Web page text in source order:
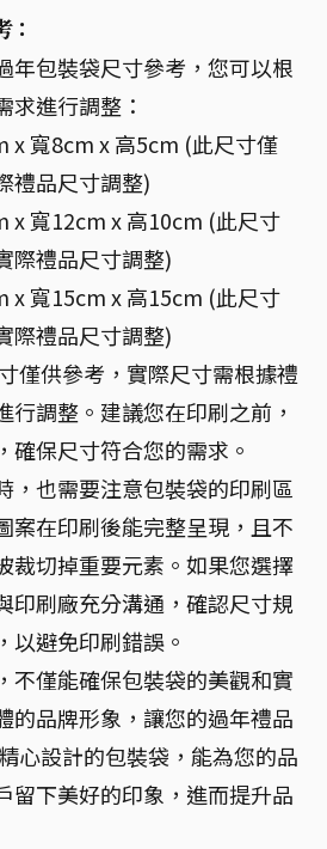
年包裝袋尺寸參考，您可以根
求進行調整：
x 寬8cm x 高5cm (此尺寸僅
禮品尺寸調整)
x 寬12cm x 高10cm (此尺寸
際禮品尺寸調整)
x 寬15cm x 高15cm (此尺寸
際禮品尺寸調整)
僅供參考，實際尺寸需根據禮
行調整。建議您在印刷之前，
確保尺寸符合您的需求。
，也需要注意包裝袋的印刷區
案在印刷後能完整呈現，且不
裁切掉重要元素。如果您選擇
印刷廠充分溝通，確認尺寸規
以避免印刷錯誤。
不僅能確保包裝袋的美觀和實
的品牌形象，讓您的過年禮品
心設計的包裝袋，能為您的品
留下美好的印象，進而提升品